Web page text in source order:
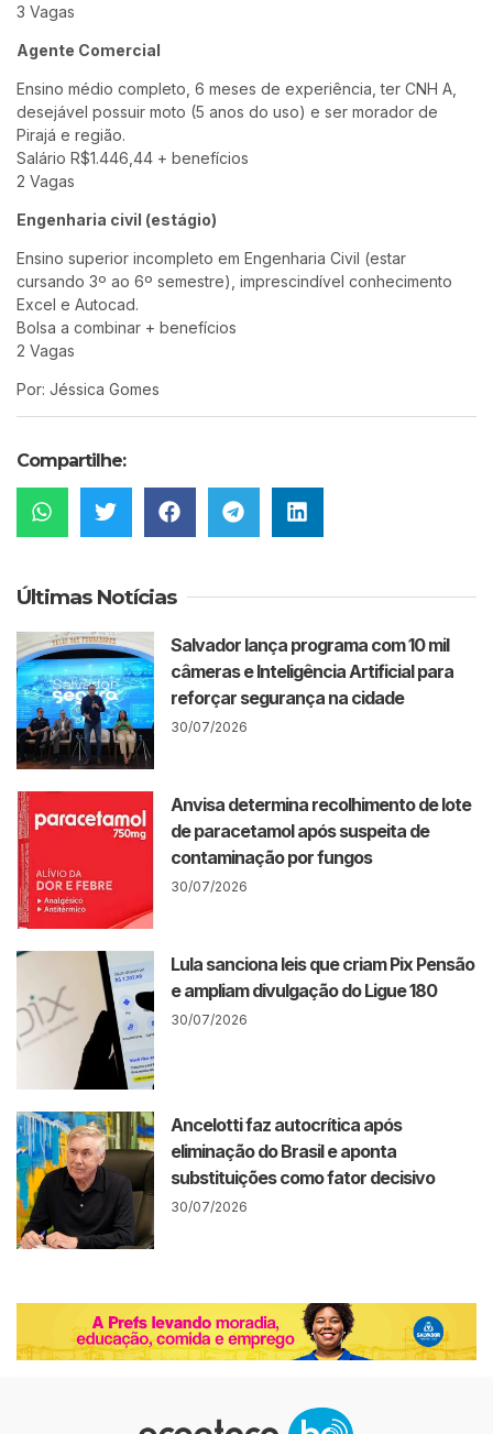
3 Vagas
Agente Comercial
Ensino médio completo, 6 meses de experiência, ter CNH A,
desejável possuir moto (5 anos do uso) e ser morador de
Pirajá e região.
Salário R$1.446,44 + benefícios
2 Vagas
Engenharia civil (estágio)
Ensino superior incompleto em Engenharia Civil (estar
cursando 3º ao 6º semestre), imprescindível conhecimento
Excel e Autocad.
Bolsa a combinar + benefícios
2 Vagas
Por: Jéssica Gomes
Compartilhe:
Últimas Notícias
Salvador lança programa com 10 mil
câmeras e Inteligência Artificial para
reforçar segurança na cidade
30/07/2026
Anvisa determina recolhimento de lote
de paracetamol após suspeita de
contaminação por fungos
30/07/2026
Lula sanciona leis que criam Pix Pensão
e ampliam divulgação do Ligue 180
30/07/2026
Ancelotti faz autocrítica após
eliminação do Brasil e aponta
substituições como fator decisivo
30/07/2026